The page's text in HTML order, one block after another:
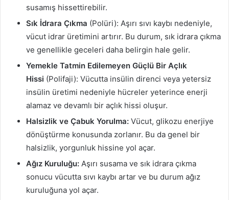
susamış hissettirebilir.
Sık İdrara Çıkma (Polüri): Aşırı sıvı kaybı nedeniyle,
vücut idrar üretimini artırır. Bu durum, sık idrara çıkma
ve genellikle geceleri daha belirgin hale gelir.
Yemekle Tatmin Edilemeyen Güçlü Bir Açlık
Hissi (Polifaji): Vücutta insülin direnci veya yetersiz
insülin üretimi nedeniyle hücreler yeterince enerji
alamaz ve devamlı bir açlık hissi oluşur.
Halsizlik ve Çabuk Yorulma: Vücut, glikozu enerjiye
dönüştürme konusunda zorlanır. Bu da genel bir
halsizlik, yorgunluk hissine yol açar.
Ağız Kuruluğu: Aşırı susama ve sık idrara çıkma
sonucu vücutta sıvı kaybı artar ve bu durum ağız
kuruluğuna yol açar.